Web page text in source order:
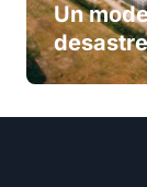
Un
cierre